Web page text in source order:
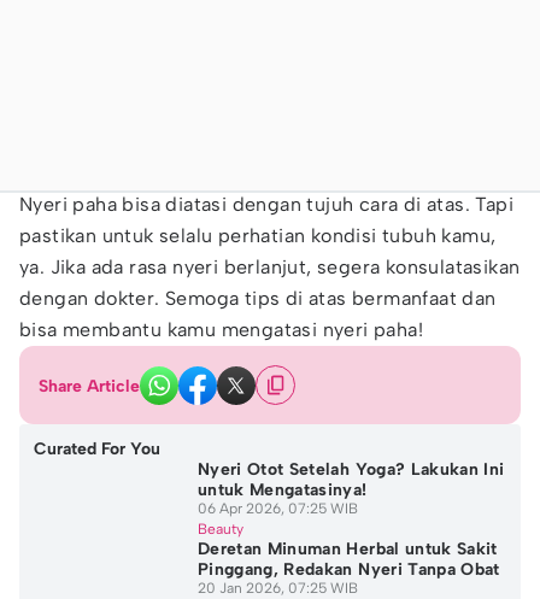
Nyeri paha bisa diatasi dengan tujuh cara di atas. Tapi
pastikan untuk selalu perhatian kondisi tubuh kamu,
ya. Jika ada rasa nyeri berlanjut, segera konsulatasikan
dengan dokter. Semoga tips di atas bermanfaat dan
bisa membantu kamu mengatasi nyeri paha!
Share Article
Curated For You
Nyeri Otot Setelah Yoga? Lakukan Ini
untuk Mengatasinya!
06 Apr 2026, 07:25 WIB
Beauty
Deretan Minuman Herbal untuk Sakit
Pinggang, Redakan Nyeri Tanpa Obat
20 Jan 2026, 07:25 WIB